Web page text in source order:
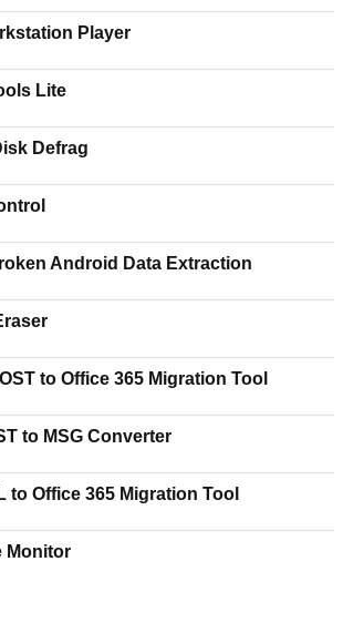
Player
Lite
Defrag
Android Data Extraction
to Office 365 Migration Tool
to MSG Converter
to Office 365 Migration Tool
Monitor